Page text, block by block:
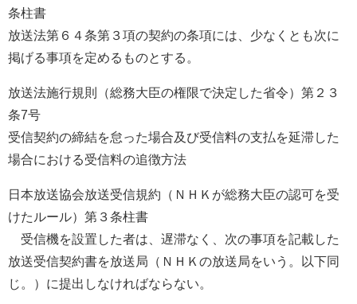
条柱書
放送法第６４条第３項の契約の条項には、少なくとも次に
掲げる事項を定めるものとする。
放送法施行規則（総務大臣の権限で決定した省令）第２３
条7号
受信契約の締結を怠った場合及び受信料の支払を延滞した
場合における受信料の追徴方法
日本放送協会放送受信規約（ＮＨＫが総務大臣の認可を受
けたルール）第３条柱書
受信機を設置した者は、遅滞なく、次の事項を記載した
放送受信契約書を放送局（ＮＨＫの放送局をいう。以下同
じ。）に提出しなければならない。